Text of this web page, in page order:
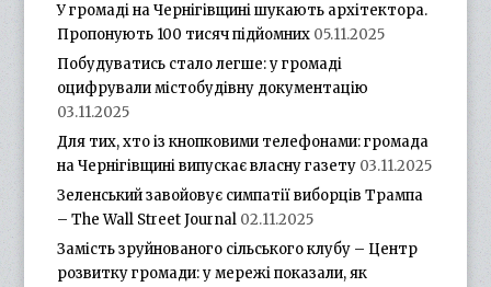
У громаді на Чернігівщині шукають архітектора.
Пропонують 100 тисяч підйомних 05.11.2025
Побудуватись стало легше: у громаді
оцифрували містобудівну документацію
03.11.2025
Для тих, хто із кнопковими телефонами: громада
на Чернігівщині випускає власну газету 03.11.2025
Зеленський завойовує симпатії виборців Трампа
– The Wall Street Journal 02.11.2025
Замість зруйнованого сільського клубу – Центр
розвитку громади: у мережі показали, як